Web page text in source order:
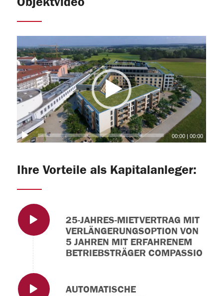
00:00 |00:00
Ihre Vorteile als Kapitalanleger:
25-JAHRES-MIETVERTRAG MIT
VERLÄNGERUNGSOPTION VON
5 JAHREN MIT ERFAHRENEM
BETRIEBSTRÄGER COMPASSIO
AUTOMATISCHE